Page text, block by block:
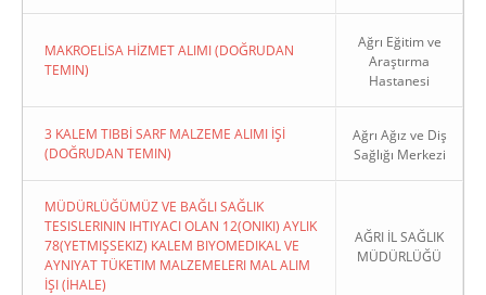
MAKROELİSA HİZMET ALIMI (DOĞRUDAN
TEMIN)
Ağrı Eğitim ve
Araştırma
Hastanesi
3 KALEM TIBBİ SARF MALZEME ALIMI İŞİ
(DOĞRUDAN TEMIN)
Ağrı Ağız ve Diş
Sağlığı Merkezi
MÜDÜRLÜĞÜMÜZ VE BAĞLI SAĞLIK
TESISLERININ IHTIYACI OLAN 12(ONIKI) AYLIK
78(YETMIŞSEKIZ) KALEM BIYOMEDIKAL VE
AYNIYAT TÜKETIM MALZEMELERI MAL ALIM
İŞI (İHALE)
AĞRI İL SAĞLIK
MÜDÜRLÜĞÜ